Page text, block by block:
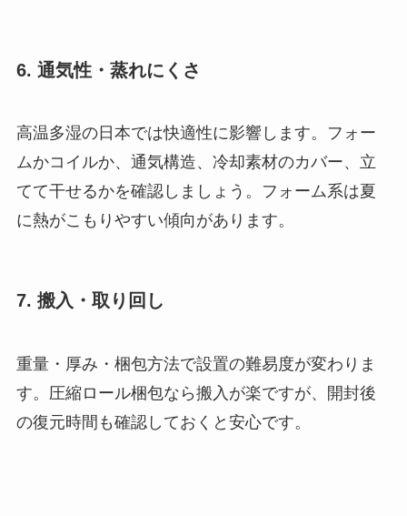
6. 通気性・蒸れにくさ
高温多湿の日本では快適性に影響します。フォー
ムかコイルか、通気構造、冷却素材のカバー、立
てて干せるかを確認しましょう。フォーム系は夏
に熱がこもりやすい傾向があります。
7. 搬入・取り回し
重量・厚み・梱包方法で設置の難易度が変わりま
す。圧縮ロール梱包なら搬入が楽ですが、開封後
の復元時間も確認しておくと安心です。